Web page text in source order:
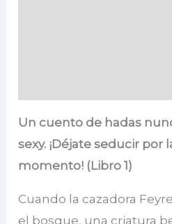
Un cuento de hadas
sexy. ¡Déjate seducir por
momento! (Libro 1)
Cuando la cazadora
el bosque, una criatura